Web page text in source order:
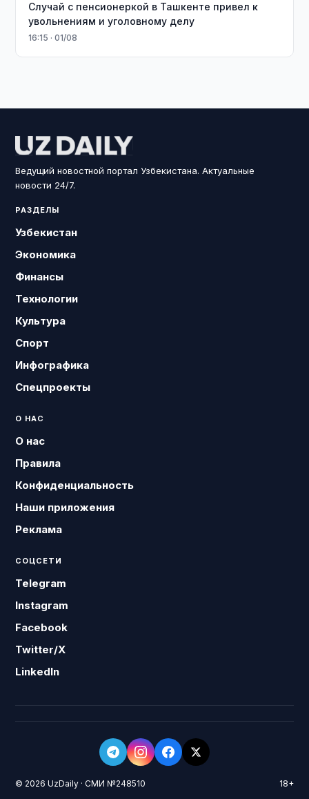
Случай с пенсионеркой в Ташкенте привел к
увольнениям и уголовному делу
16:15 · 01/08
Ведущий новостной портал Узбекистана. Актуальные
новости 24/7.
РАЗДЕЛЫ
Узбекистан
Экономика
Финансы
Технологии
Культура
Спорт
Инфографика
Спецпроекты
О НАС
О нас
Правила
Конфиденциальность
Наши приложения
Реклама
СОЦСЕТИ
Telegram
Instagram
Facebook
Twitter/X
LinkedIn
© 2026 UzDaily · СМИ №248510 18+